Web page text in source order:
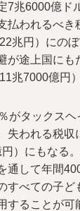
7兆6000億ド
払われるべき
兆円）にのぼ
が途上国にも
兆7000億円）
がタックスヘ
失われる税収
）にもなる
通して年間
すべての子ど
することが可